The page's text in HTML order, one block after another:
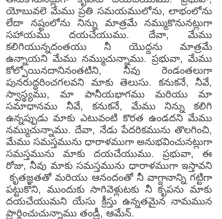
యోబువలె మేము ప్రతి సమయములోను, లాభంలోను
లేదా నష్టంలోను నిన్ను మాత్రమే నమ్ముకొనునట్లుగా
సహాయము దయచేయుము. దేవా, మేము
కలిగియున్నదంతయు నీ యొద్దను మాత్రమే
ఉన్నాయని మేము నమ్ముచున్నాము. ప్రభువా, మేము
కోల్పోయినదానినంతటిని, నీవు రెండంతలుగా
పునరుద్ధరించగలవని మాకు తెలుసు. కనుకనే, నీవే,
స్వాస్థ్యము, మా పానీయభాగము మరియు మా
సమాధానము నీవే, కనుకనే, మేము నిన్ను కలిగి
ఉన్నప్పుడు మాకు ఎటువంటి కొరత ఉండదని మేము
నమ్ముచున్నాము. దేవా, నేడు పేదరికమును తొలగించి,
మేము సమస్తమును ధారాళముగా అనుభవించునట్లుగా
సమస్తమును మాకు దయచేయుము. ప్రభువా, ఈ
రోజు, నీవు మాకు సమస్తమును ధారాళముగా ఇస్తావని
కృతజ్ఞతతో మరియు ఆనందంతో నీ వాగ్దానాన్ని గట్టిగా
పట్టుకొని, ముందుకు సాగివెళ్లుటకు నీ కృపను మాకు
దయచేయుమని యేసు క్రీస్తు ఉన్నతమైన నామమున
ప్రార్థించుచున్నాము తండ్రీ, ఆమేన్.